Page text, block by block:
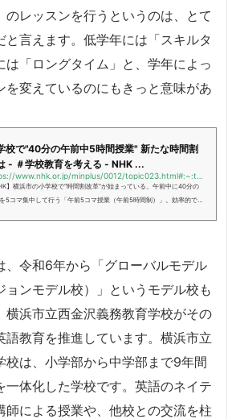
のレッスンを行うというのは、とて
と言えます。低学年には「スキルタ
は「ロングタイム」と、学年によっ
を変えているのにもきっと意味があ
校で"40分の午前中5時間授業" 新たな時間割
- ＃学校教育を考える - NHK ...
】横浜市の小学校で“時間割改革”が始まっている。午前中に40分の
5コマ集中して行う「午前5コマ授業（午前5時間制）」。効率的で
、令和6年から「グローバルモデル
ンモデル校）」というモデル校も
横浜市立西金沢義務教育学校がその
語教育を推進しています。横浜市立
校は、小学部から中学部まで9年間
一体化した学校です。英語のネイテ
師による授業や、他校との交流を柱